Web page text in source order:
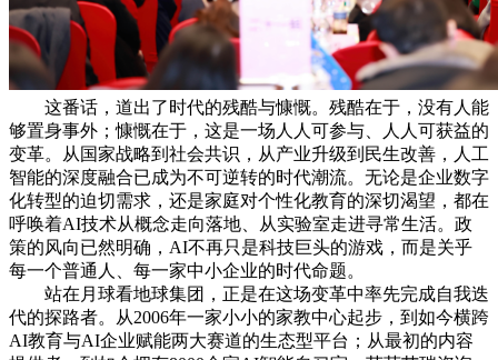
这番话，道出了时代的残酷与慷慨。残酷在于，没有人能
够置身事外；慷慨在于，这是一场人人可参与、人人可获益的
变革。从国家战略到社会共识，从产业升级到民生改善，人工
智能的深度融合已成为不可逆转的时代潮流。无论是企业数字
化转型的迫切需求，还是家庭对个性化教育的深切渴望，都在
呼唤着AI技术从概念走向落地、从实验室走进寻常生活。政
策的风向已然明确，AI不再只是科技巨头的游戏，而是关乎
每一个普通人、每一家中小企业的时代命题。
站在月球看地球集团，正是在这场变革中率先完成自我迭
代的探路者。从2006年一家小小的家教中心起步，到如今横跨
AI教育与AI企业赋能两大赛道的生态型平台；从最初的内容